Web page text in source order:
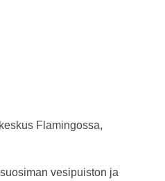
Flamingossa,
vesipuiston ja